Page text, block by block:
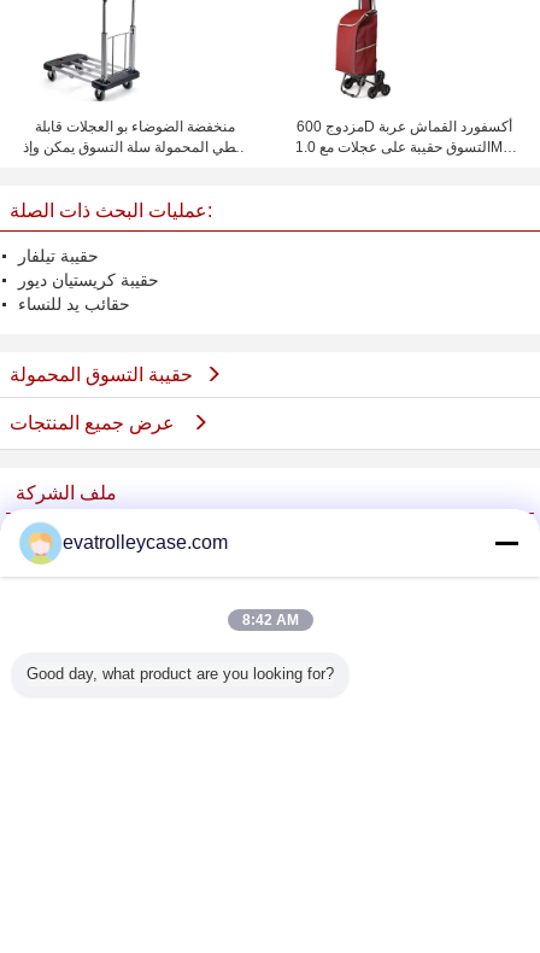
منخفضة الضوضاء بو العجلات قابلة
للطي المحمولة سلة التسوق يمكن وإذ
مزدوج 600D أكسفورد القماش عربة
التسوق حقيبة على عجلات مع 1.0MM
عمليات البحث ذات الصلة:
حقيبة تيلفار
حقيبة كريستيان ديور
حقائب يد للنساء
حقيبة التسوق المحمولة
ملف الشركة
China Trolley Case Online Marketplace
ﺎﻠﺘﺤﻘﻗ ﺎﻠﻣﻭﺭﺩﻮﻧ
Verified Suplier
evatrolleycase.com
8:42 AM
Good day, what product are you looking for?